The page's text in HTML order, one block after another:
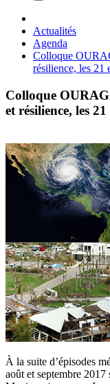
Actualités
Agenda
Colloque
résilience, les 21
Colloque
et résilience, les
À la suite d’épisodes
août et septembre